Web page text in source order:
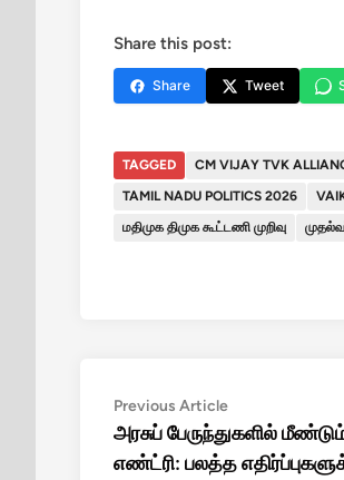
Share this post:
Share Tweet
TAGGED CM VIJAY TVK
TAMIL NADU POLITICS 2026
மதிமுக திமுக கூட்டணி முறிவு
Post
navigation
Previous ArticlePrevious
article:
அரசுப் பேருந்துகளில் மீண்டும்
எண்ட்ரி: பலத்த